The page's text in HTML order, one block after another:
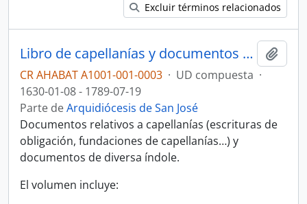
Excluir términos relacionados
Libro de capellanías y documentos diversos
CR AHABAT A1001-001-0003 · UD compuesta ·
1630-01-08 - 1789-07-19
Parte deArquidiócesis de San José
Documentos relativos a capellanías (escrituras de
obligación, fundaciones de capellanías…) y
documentos de diversa índole.
El volumen incluye: